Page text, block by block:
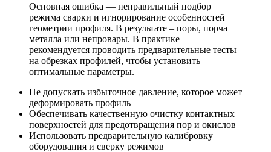
Основная ошибка — неправильный подбор
режима сварки и игнорирование особенностей
геометрии профиля. В результате – поры, порча
металла или непровары. В практике
рекомендуется проводить предварительные тесты
на обрезках профилей, чтобы установить
оптимальные параметры.
Не допускать избыточное давление, которое может
деформировать профиль
Обеспечивать качественную очистку контактных
поверхностей для предотвращения пор и окислов
Использовать предварительную калибровку
оборудования и сверку режимов